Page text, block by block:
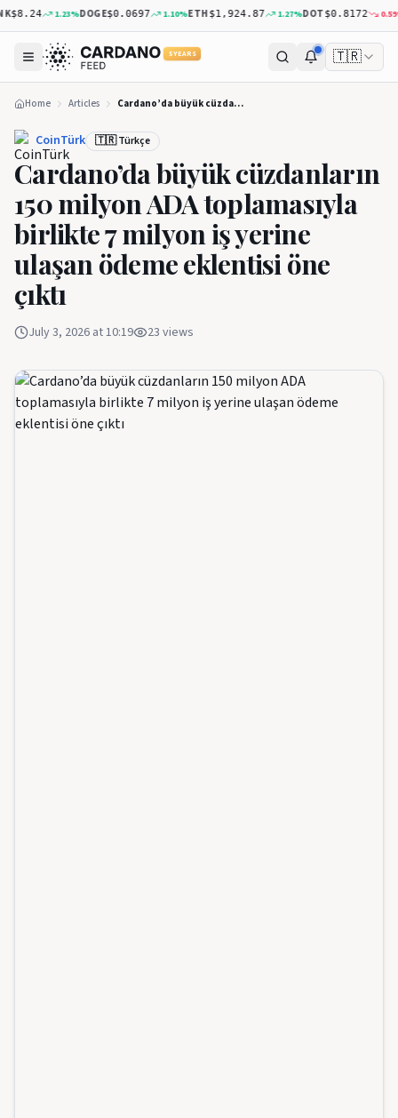
$8.24 1.23%DOGE$0.0697 1.10%ETH$1,924.87 1.27%DOT$0.8172 0.59%
5 YEARS 🇹🇷
Home Articles Cardano’da büyük cüzdanların 150 milyon ADA toplamasıyla birlikte 7 milyon iş yerine ulaşan ödeme eklentisi öne çıktı
CoinTürk 🇹🇷 Türkçe
Cardano’da büyük cüzdanların
150 milyon ADA toplamasıyla
birlikte 7 milyon iş yerine
ulaşan ödeme eklentisi öne
çıktı
July 3, 2026 at 10:19 23 views